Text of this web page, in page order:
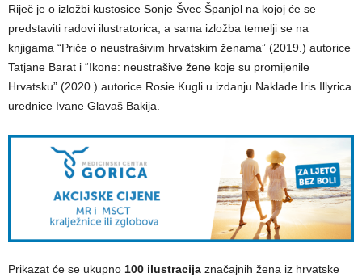
Riječ je o izložbi kustosice Sonje Švec Španjol na kojoj će se
predstaviti radovi ilustratorica, a sama izložba temelji se na
knjigama “Priče o neustrašivim hrvatskim ženama” (2019.) autorice
Tatjane Barat i “Ikone: neustrašive žene koje su promijenile
Hrvatsku” (2020.) autorice Rosie Kugli u izdanju Naklade Iris Illyrica
urednice Ivane Glavaš Bakija.
Prikazat će se ukupno 100 ilustracija značajnih žena iz hrvatske